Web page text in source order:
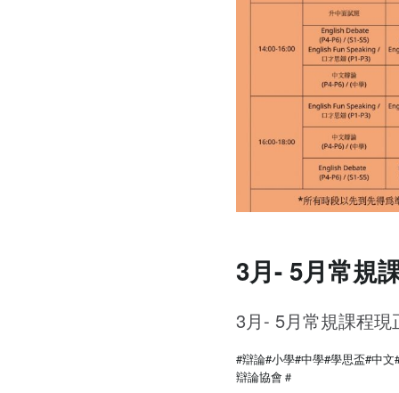
3月- 5月常規
3月- 5月常規課程現
#辯論#小學#中學#學思盃#中文
辯論協會 ＃